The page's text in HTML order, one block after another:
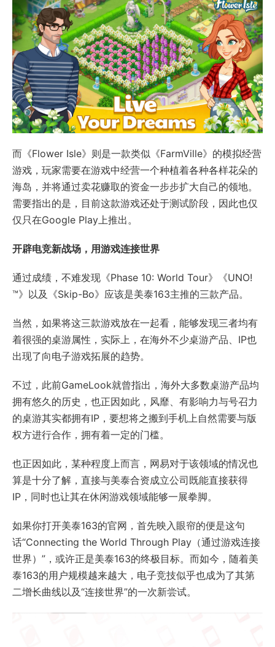
而《Flower Isle》则是一款类似《FarmVille》的模拟经营
游戏，玩家需要在游戏中经营一个种植着各种各样花朵的
海岛，并将通过卖花赚取的资金一步步扩大自己的领地。
需要指出的是，目前这款游戏还处于测试阶段，因此也仅
仅只在Google Play上推出。
开辟电竞新战场，用游戏连接世界
通过成绩，不难发现《Phase 10: World Tour》《UNO!
™》以及《Skip-Bo》应该是美泰163主推的三款产品。
当然，如果将这三款游戏放在一起看，能够发现三者均有
着很强的桌游属性，实际上，在海外不少桌游产品、IP也
出现了向电子游戏拓展的趋势。
不过，此前GameLook就曾指出，海外大多数桌游产品均
拥有悠久的历史，也正因如此，风靡、有影响力与号召力
的桌游其实都拥有IP，要想将之搬到手机上自然需要与版
权方进行合作，拥有着一定的门槛。
也正因如此，某种程度上而言，网易对于该领域的情况也
算是十分了解，直接与美泰合资成立公司既能直接获得
IP，同时也让其在休闲游戏领域能够一展拳脚。
如果你打开美泰163的官网，首先映入眼帘的便是这句
话“Connecting the World Through Play（通过游戏连接
世界）”，或许正是美泰163的终极目标。而如今，随着美
泰163的用户规模越来越大，电子竞技似乎也成为了其第
二增长曲线以及“连接世界”的一次新尝试。